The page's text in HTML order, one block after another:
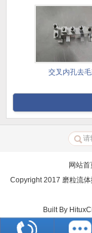
交叉内孔去毛
网站首
Copyright 2017 磨粒流
Built By